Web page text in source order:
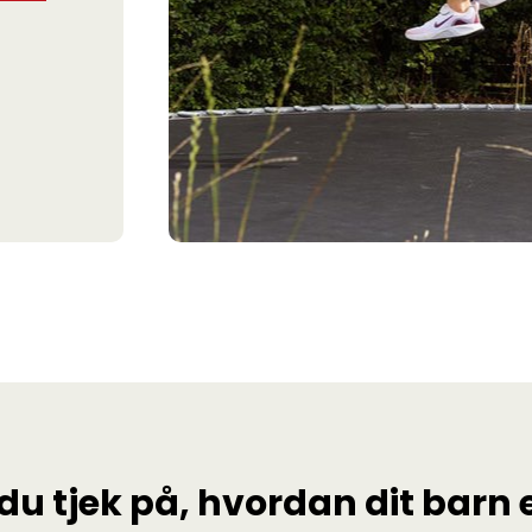
tjek på, hvordan dit barn